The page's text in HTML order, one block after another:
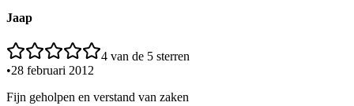
Jaap
4 van de 5 sterren
•28 februari 2012
Fijn geholpen en verstand van zaken